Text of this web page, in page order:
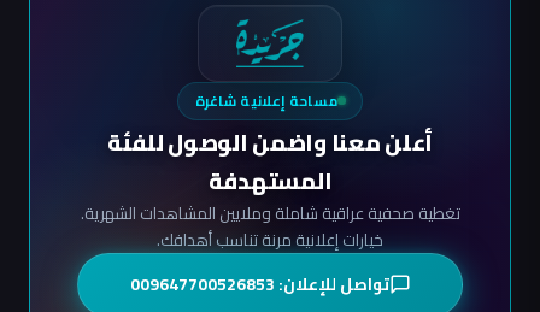
مساحة إعلانية شاغرة
أعلن معنا واضمن الوصول للفئة
المستهدفة
تغطية صحفية عراقية شاملة وملايين المشاهدات الشهرية.
خيارات إعلانية مرنة تناسب أهدافك.
تواصل للإعلان: 009647700526853